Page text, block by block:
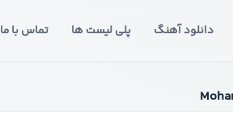
دانلود آهنگ پلی لیست ها تماس با ما